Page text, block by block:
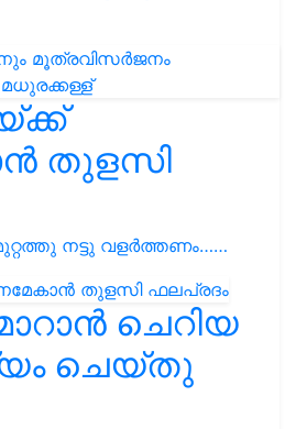
തുളസി
നട്ടു വളർത്തണം……
ചെറിയ
ചെയ്തു